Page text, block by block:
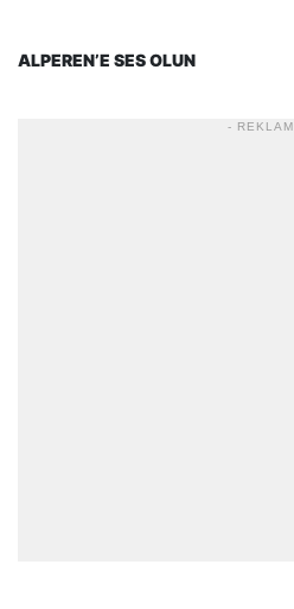
ALPEREN’E SES OLUN
-